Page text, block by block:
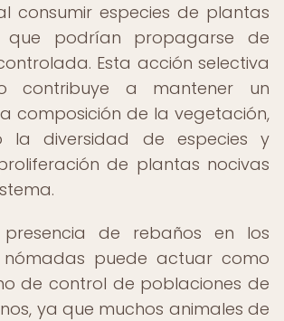
consumir especies de plantas
que podrían propagarse de
Esta acción selectiva
contribuye a mantener un
composición de la vegetación,
la diversidad de especies y
de plantas nocivas
de rebaños en los
nómadas puede actuar como
de control de poblaciones de
ya que muchos animales de